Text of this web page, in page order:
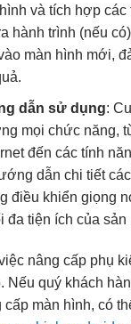
và tích hợp
hành trình (nếu
màn hình mới,
dẫn sử dụng:
mọi chức năng,
đến các tính
dẫn chi tiết
điều khiển giọng
đa tiện ích của sản
nâng cấp phụ
Nếu quý khách
màn hình, có